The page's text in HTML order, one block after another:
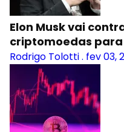
Elon Musk vai
criptomoedas
Rodrigo Tolotti. fev 03,